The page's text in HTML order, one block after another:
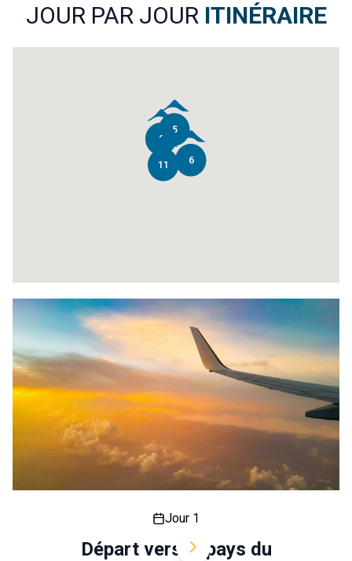
JOUR PAR JOUR ITINÉRAIRE
Jour 1
Départ vers le pays du
2
5
6
11